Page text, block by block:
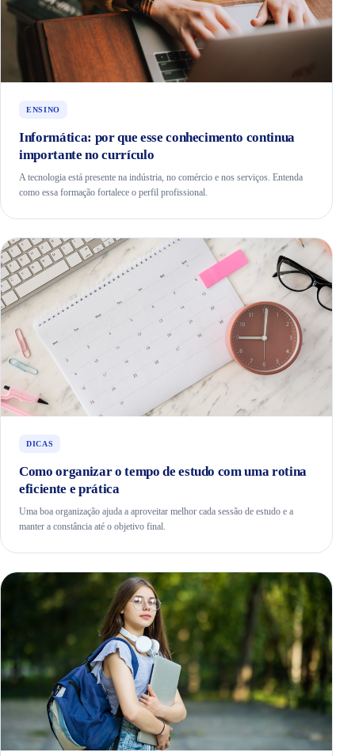
ENSINO
Informática: por que esse conhecimento continua
importante no currículo
A tecnologia está presente na indústria, no comércio e nos serviços. Entenda
como essa formação fortalece o perfil profissional.
DICAS
Como organizar o tempo de estudo com uma rotina
eficiente e prática
Uma boa organização ajuda a aproveitar melhor cada sessão de estudo e a
manter a constância até o objetivo final.